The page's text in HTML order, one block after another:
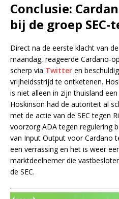
Conclusie:
bij de groep
Direct na de eerste klacht van
maandag, reageerde Cardano-
scherp via Twitter en
vrijheidsstrijd te ontketenen.
is niet alleen in zijn thuisland
Hoskinson had de autoriteit al
met de actie van de SEC tegen
voorzorg ADA tegen regulering
van Input Output voor Cardano
een verrassing en het is weer
marktdeelnemer die
de SEC.